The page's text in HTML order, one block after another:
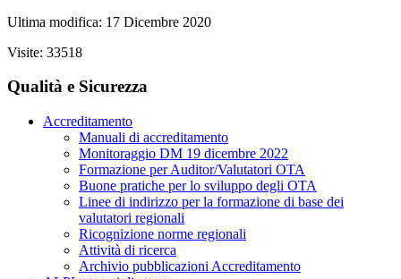
Ultima modifica: 17 Dicembre 2020
Visite: 33518
Qualità e Sicurezza
Accreditamento
Manuali di accreditamento
Monitoraggio DM 19 dicembre 2022
Formazione per Auditor/Valutatori OTA
Buone pratiche per lo sviluppo degli OTA
Linee di indirizzo per la formazione di base dei
valutatori regionali
Ricognizione norme regionali
Attività di ricerca
Archivio pubblicazioni Accreditamento